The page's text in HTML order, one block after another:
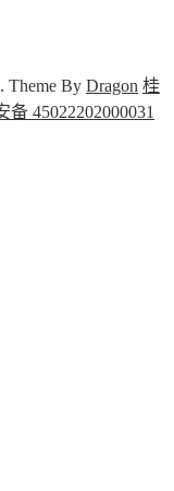
Theme By Dragon 桂
备 45022202000031